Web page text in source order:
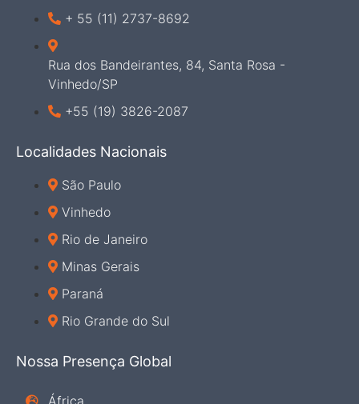
+ 55 (11) 2737-8692
Rua dos Bandeirantes, 84, Santa Rosa -
Vinhedo/SP
+55 (19) 3826-2087
Localidades Nacionais
São Paulo
Vinhedo
Rio de Janeiro
Minas Gerais
Paraná
Rio Grande do Sul
Nossa Presença Global
África